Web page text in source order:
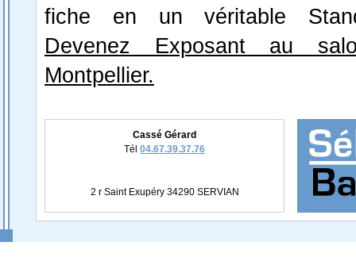
fiche en un véritable
Devenez Exposant au
Montpellier.
Cassé Gérard
Tél 04.67.39.37.76
2 r Saint Exupéry 34290 SERVIAN